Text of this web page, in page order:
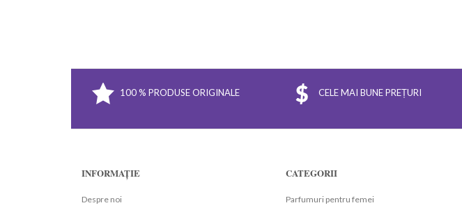
100 % PRODUSE ORIGINALE CELE MAI BUNE PREȚURI
INFORMAȚIE
Despre noi
CATEGORII
Parfumuri pentru femei